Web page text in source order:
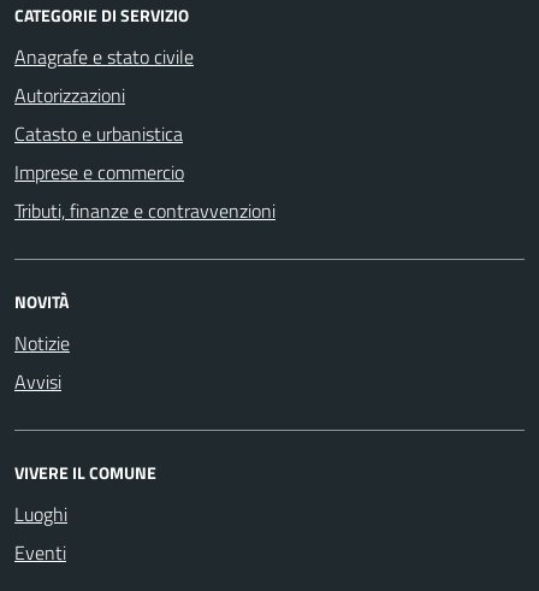
CATEGORIE DI SERVIZIO
Anagrafe e stato civile
Autorizzazioni
Catasto e urbanistica
Imprese e commercio
Tributi, finanze e contravvenzioni
NOVITÀ
Notizie
Avvisi
VIVERE IL COMUNE
Luoghi
Eventi